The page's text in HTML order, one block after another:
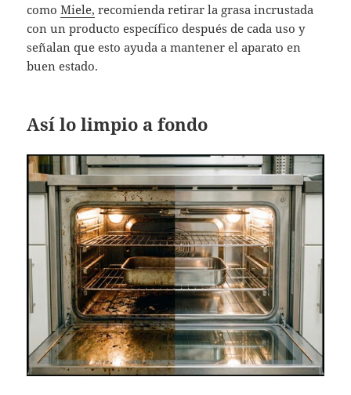
comoMiele, recomienda retirar la grasa incrustada
con un producto específico después de cada uso y
señalan que esto ayuda a mantener el aparato en
buen estado.
Así lo limpio a fondo